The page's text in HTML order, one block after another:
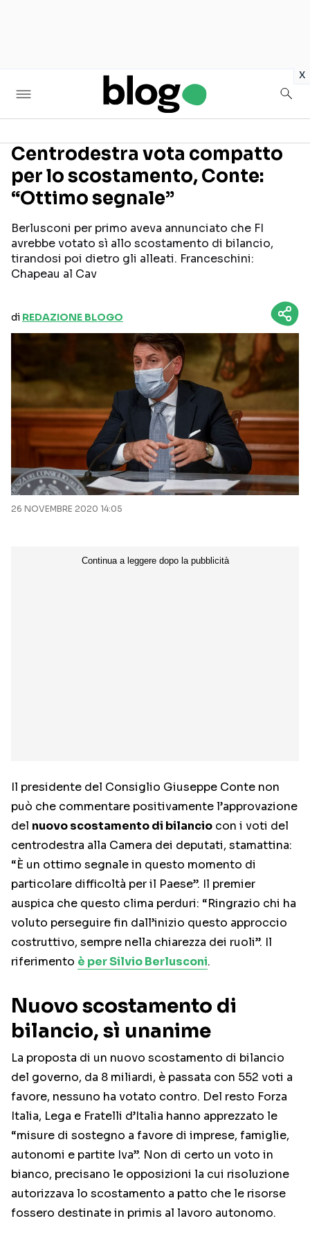
x
Seguici sui social
Centrodestra vota compatto
per lo scostamento, Conte:
“Ottimo segnale”
Berlusconi per primo aveva annunciato che FI
avrebbe votato sì allo scostamento di bilancio,
tirandosi poi dietro gli alleati. Franceschini:
Chapeau al Cav
di REDAZIONE BLOGO
26 NOVEMBRE 2020 14:05
Il presidente del Consiglio Giuseppe Conte non
può che commentare positivamente l’approvazione
del nuovo scostamento di bilancio con i voti del
centrodestra alla Camera dei deputati, stamattina:
“È un ottimo segnale in questo momento di
particolare difficoltà per il Paese”. Il premier
auspica che questo clima perduri: “Ringrazio chi ha
voluto perseguire fin dall’inizio questo approccio
costruttivo, sempre nella chiarezza dei ruoli”. Il
riferimento è per Silvio Berlusconi.
Nuovo scostamento di
bilancio, sì unanime
La proposta di un nuovo scostamento di bilancio
del governo, da 8 miliardi, è passata con 552 voti a
favore, nessuno ha votato contro. Del resto Forza
Italia, Lega e Fratelli d’Italia hanno apprezzato le
“misure di sostegno a favore di imprese, famiglie,
autonomi e partite Iva”. Non di certo un voto in
bianco, precisano le opposizioni la cui risoluzione
autorizzava lo scostamento a patto che le risorse
fossero destinate in primis al lavoro autonomo.